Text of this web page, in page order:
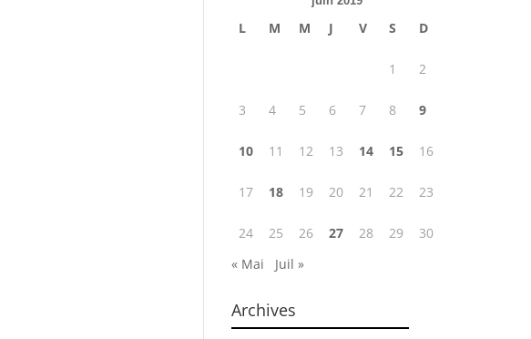
L M M J V S D
1 2
3 4 5 6 7 8 9
10 11 12 13 14 15 16
17 18 19 20 21 22 23
24 25 26 27 28 29
30
« Mai
Juil »
Archives